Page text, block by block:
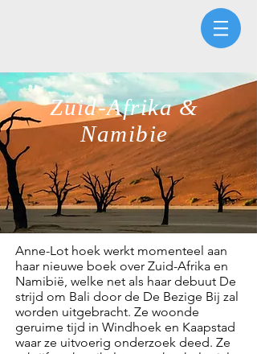
Zuid-Afrika &
Namibie
Anne-Lot hoek werkt momenteel aan
haar nieuwe boek over Zuid-Afrika en
Namibië, welke net als haar debuut De
strijd om Bali door de De Bezige Bij zal
worden uitgebracht. Ze woonde
geruime tijd in Windhoek en Kaapstad
waar ze uitvoerig onderzoek deed. Ze